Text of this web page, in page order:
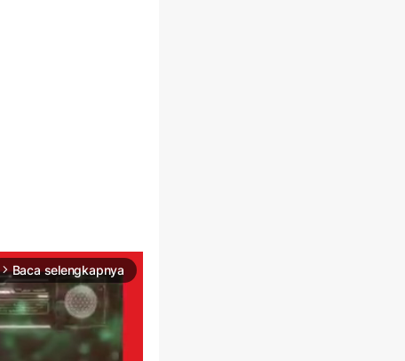
arrow_forward_ios Baca selengkapnya